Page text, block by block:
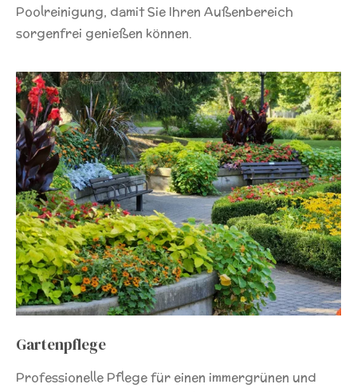
Poolreinigung, damit Sie Ihren Außenbereich
sorgenfrei genießen können.
Gartenpflege
Professionelle Pflege für einen immergrünen und